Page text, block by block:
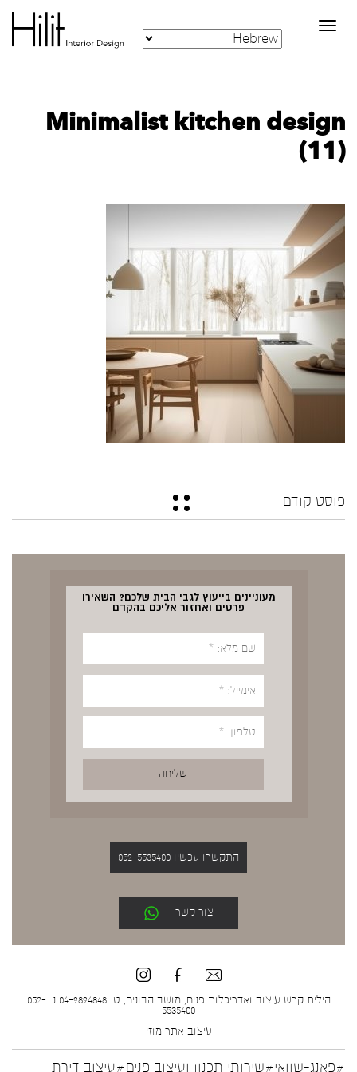
Toggle
navigation
Minimalist kitchen design
(11)
פוסט קודם
מעוניינים בייעוץ לגבי הבית שלכם? השאירו
פרטים ואחזור אליכם בהקדם
התקשרו עכשיו 052-5535400
צור קשר
הילית קרש עיצוב ואדריכלות פנים, מושב הבונים, ט: 04-9894848 נ: 052-
5535400
עיצוב אתר מוזי
#פאנג-שוואי#שירותי תכנון ועיצוב פנים#עיצוב דירת